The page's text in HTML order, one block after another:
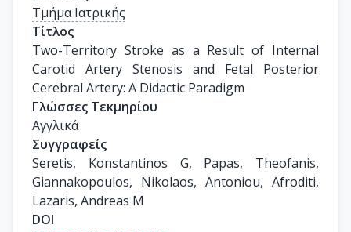
Τμήμα Ιατρικής
Τίτλος
Two-Territory Stroke as a Result of Internal
Carotid Artery Stenosis and Fetal Posterior
Cerebral Artery: A Didactic Paradigm
Γλώσσες Τεκμηρίου
Αγγλικά
Συγγραφείς
Seretis, Konstantinos G, Papas, Theofanis,
Giannakopoulos, Nikolaos, Antoniou, Afroditi,
Lazaris, Andreas M
DOI